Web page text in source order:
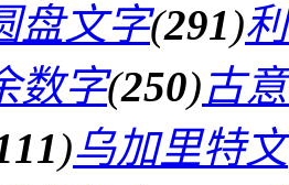
盘文字(291)
数字(250)古
)乌加里特文